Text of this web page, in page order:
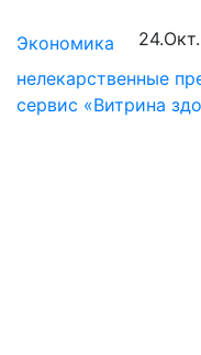
Экономика
нелекарственные
сервис «Витрина